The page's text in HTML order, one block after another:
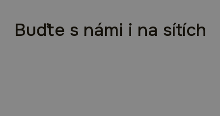
Buďte s námi i na sítích